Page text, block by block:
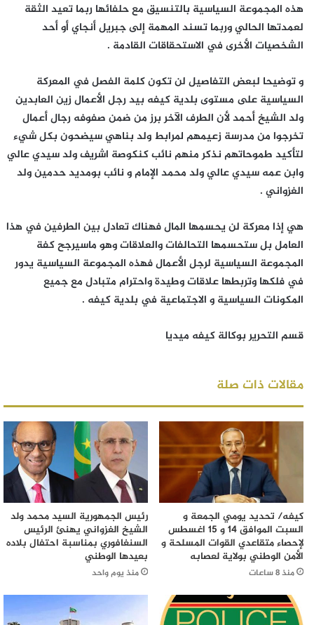
هذه المجموعة السياسية بالتنسيق مع حلفائها ربما تعيد الثقة
لعمدتها الحالي وربما تسند المهمة إلى جبريل أنجاي أو أحد
الشخصيات الأخرى في الاستحقاقات القادمة .
و توضيحا لبعض التفاصيل لن تكون كلمة الفصل في المعركة
السياسية على مستوى بلدية كيفه بيد رجل الأعمال زين العابدين
ولد الشيخ أحمد لأن الطرف الآخر برز من ضمن صفوفه رجال أعمال
تخرجوا من مدرسة زعيمهم لمرابط ولد بناهي سيضحون بكل شيء
لتأكيد طموحاتهم نذكر منهم نائب كنكوصة اشريف ولد سيدي عالي
وابن عمه سيدي عالي ولد محمد الإمام و نائب بومديد حدمين ولد
الغزواني .
هي إذا معركة لن يحسمها المال فهناك تعادل بين الطرفين في هذا
العامل بل ستحسمها التحالفات والعلاقات وهو ماسيرجح كفة
المجموعة السياسية لرجل الأعمال فهذه المجموعة السياسية يدور
في فلكها وتربطها علاقات وطيدة واحترام متبادل مع جميع
المكونات السياسية و الاجتماعية في بلدية كيفه .
قسم التحرير بوكالة كيفه ميديا
مقالات ذات صلة
كيفه/ تحديد يومي الجمعة و
السبت الموافق 14 و 15 اغسطس
لإحصاء متقاعدي القوات المسلحة و
الأمن الوطني بولاية لعصابه
منذ 8 ساعات
رئيس الجمهورية السيد محمد ولد
الشيخ الغزواني يهنئ الرئيس
السنغافوري بمناسبة احتفال بلاده
بعيدها الوطني
منذ يوم واحد